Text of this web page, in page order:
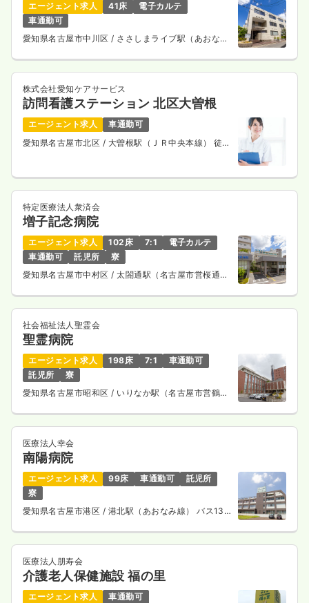
エージェント求人 41床
電子カルテ
車通勤可
愛知県名古屋市中川区 / ささしまライブ駅（あおなみ
株式会社愛知ケアサービス
訪問看護ステーション 北区大曽根
エージェント求人
車通勤可
愛知県名古屋市北区 / 大曽根駅（ＪＲ中央本線） 徒歩
特定医療法人衆済会
増子記念病院
エージェント求人 102床 7:1
電子カルテ
車通勤可
託児所
寮
愛知県名古屋市中村区 / 太閤通駅（名古屋市営桜通
社会福祉法人聖霊会
聖霊病院
エージェント求人 198床 7:1
車通勤可
託児所
寮
愛知県名古屋市昭和区 / いりなか駅（名古屋市営鶴舞
医療法人幸会
南陽病院
エージェント求人 99床 車通勤可
託児所
寮
愛知県名古屋市港区 / 港北駅（あおなみ線） バス13
医療法人朋寿会
介護老人保健施設 福の里
エージェント求人 車通勤可